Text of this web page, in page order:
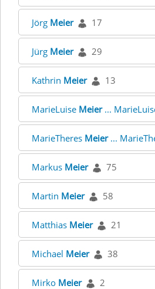
Jörg Meier 17
Jürg Meier 29
Kathrin Meier 13
MarieLuise Meier...
MarieTheres Meier...
Markus Meier 75
Martin Meier 58
Matthias Meier 21
Michael Meier 38
Mirko Meier 2